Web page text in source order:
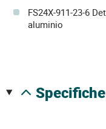
FS24X-911-23-6
aluminio
specifiche